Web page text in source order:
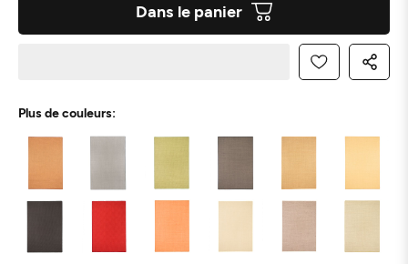
Dans le panier
Plus de couleurs: